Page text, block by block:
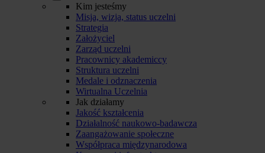
Kim jesteśmy
Misja, wizja, status uczelni
Strategia
Założyciel
Zarząd uczelni
Pracownicy akademiccy
Struktura uczelni
Medale i odznaczenia
Wirtualna Uczelnia
Jak działamy
Jakość kształcenia
Działalność naukowo-badawcza
Zaangażowanie społeczne
Współpraca międzynarodowa